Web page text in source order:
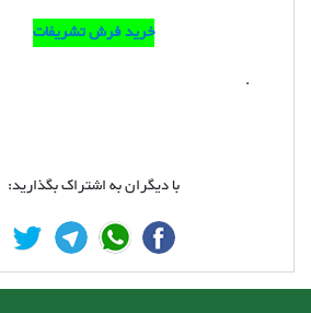
خرید فرش تشریفات
.
با دیگران به اشتراک بگذارید: